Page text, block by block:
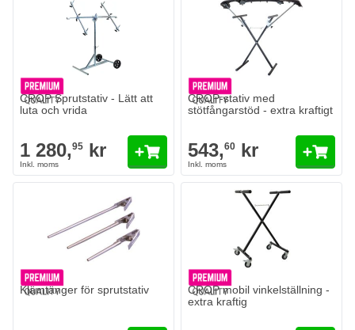
CROP Sprutstativ - Lätt att
luta och vrida
1 280,95 kr
CROP-stativ med
stötfångarstöd - extra kraftigt
543,60 kr
Lägg till i kundvagn
Klämtänger för sprutstativ
CROP mobil vinkelställning -
extra kraftig